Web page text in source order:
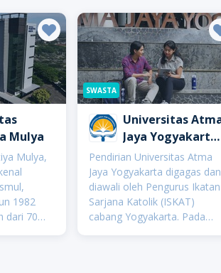
Mulya
Mulya,
1982
dari 70
Salim
SWASTA
Universitas
Jaya Yogyakarta
(UAJY)
Pendirian Universitas Atma
Jaya Yogyakarta digagas dan
diawali oleh Pengurus Ikatan
Sarjana Katolik (ISKAT)
cabang Yogyakarta. Pada